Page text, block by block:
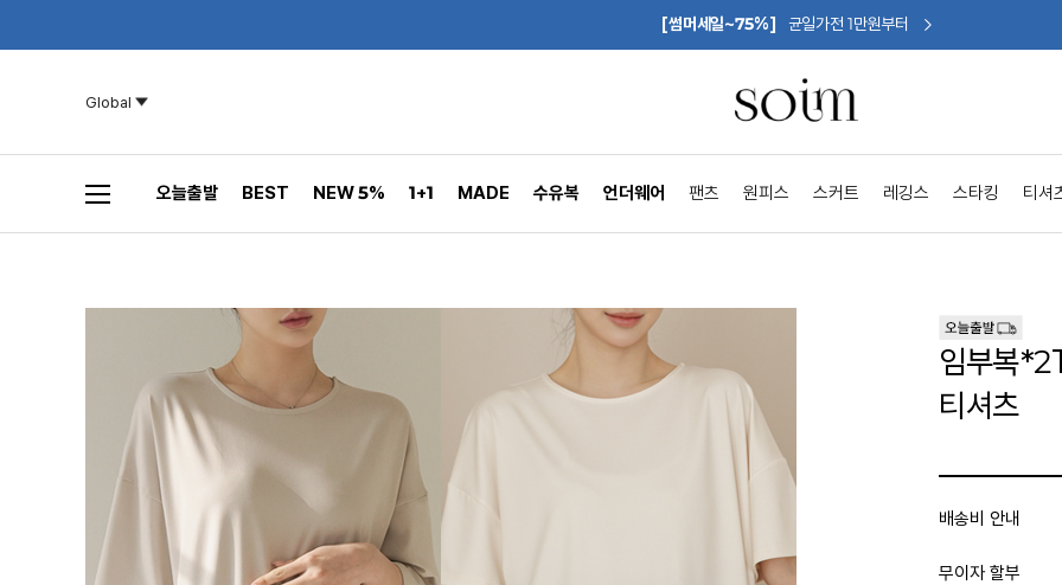
[썸머세일~75%] 균일가전 1만원부터
Global
오늘출발 BEST NEW 5% 1+1 MADE 수유복 언더웨어 팬츠 원피스 스커트 레깅스 스타킹 티셔
임부복
티셔츠
배송비 안내
무이자 할부